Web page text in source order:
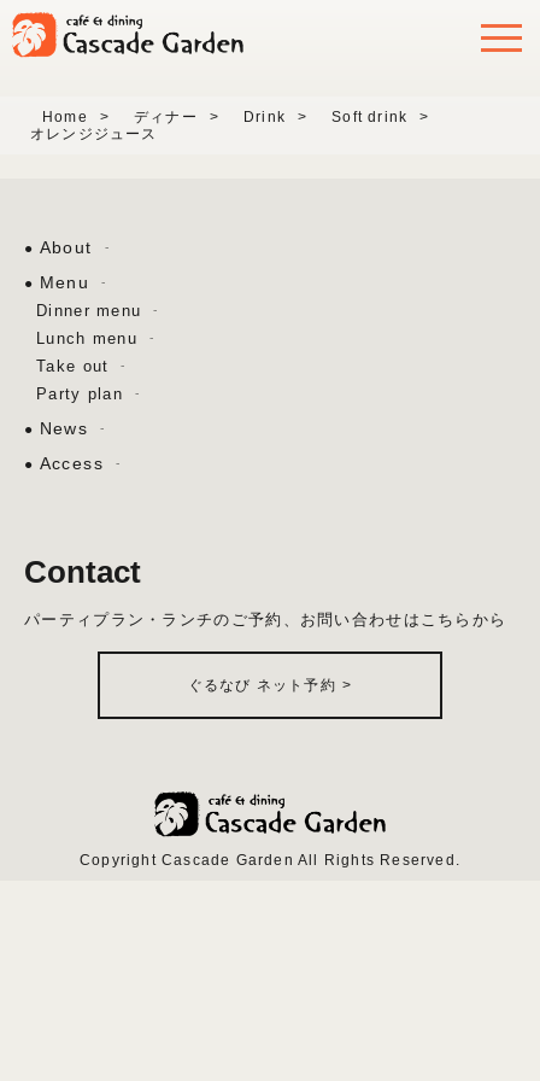
Home > ディナー > Drink > Soft drink
>
オレンジジュース
About
Menu
Dinner menu
Lunch menu
Take out
Party plan
News
Access
Contact
パーティプラン・ランチのご予約、お問い合わせはこちらから
ぐるなび ネット予約 >
Copyright Cascade Garden All Rights Reserved.